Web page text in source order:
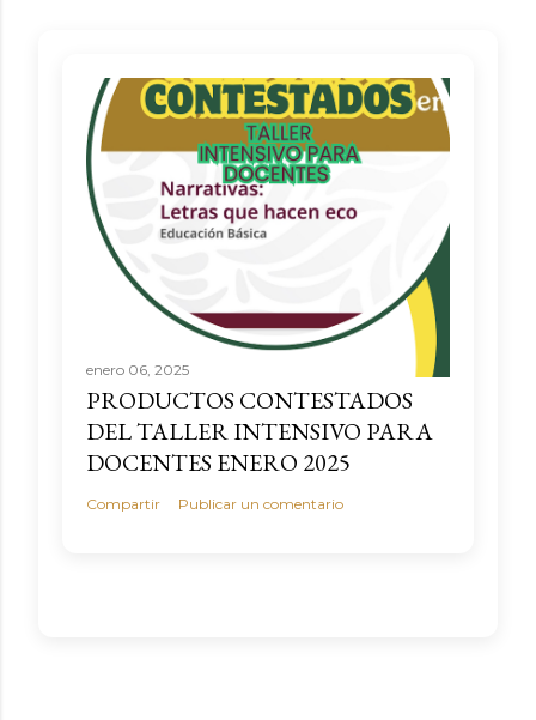
enero 06, 2025
PRODUCTOS CONTESTADOS
DEL TALLER INTENSIVO PARA
DOCENTES ENERO 2025
Compartir Publicar un comentario